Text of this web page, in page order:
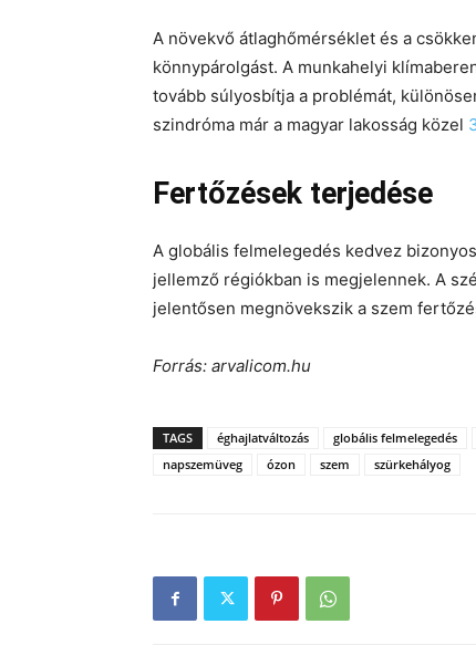
A növekvő átlaghőmérséklet és a
könnypárolgást. A munkahelyi
tovább súlyosbítja a problémát,
szindróma már a magyar lakosság közel
Fertőzések terjedése
A globális felmelegedés kedvez
jellemző régiókban is megjelennek. A
jelentősen megnövekszik a szem
Forrás: arvalicom.hu
TAGS éghajlatváltozás globális felmelegedés
napszemüveg
ózon szem szürkehályog